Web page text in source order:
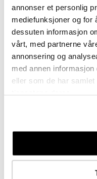
annonser et personlig
mediefunksjoner og for
dessuten informasjon
vårt, med partnerne
annonsering og
med annen
eller som de har
TENDENZ KURS
Academy - Foilmaster -
Prescription highlights